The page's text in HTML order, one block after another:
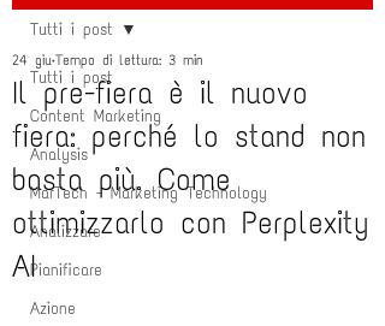
Tutti i post
Content Marketing
Analysis
MarTech - Marketing Technology
Analizzare
Pianificare
Azione
Tutti i post
Il pre-fiera è il nuovo
fiera: perché lo stand non
basta più. Come
ottimizzarlo con Perplexity
AI
24 giu Tempo di lettura: 3 min